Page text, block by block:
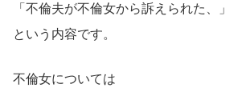
「不倫夫が不倫女から訴えられた、」
という内容です。
不倫女については